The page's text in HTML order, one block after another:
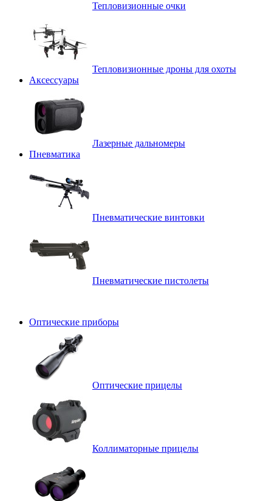
Тепловизионные очки
Тепловизионные дроны для охоты
Аксессуары
Лазерные дальномеры
Пневматика
Пневматические винтовки
Пневматические пистолеты
Оптические приборы
Оптические прицелы
Коллиматорные прицелы